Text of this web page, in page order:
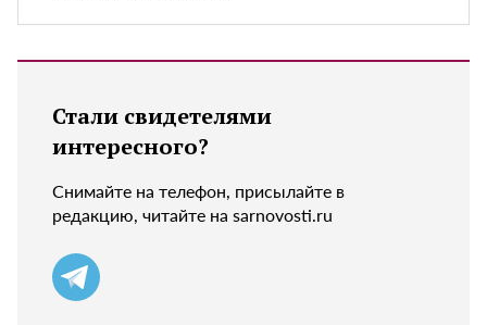
Стали свидетелями
интересного?
Снимайте на телефон, присылайте в
редакцию, читайте на sarnovosti.ru